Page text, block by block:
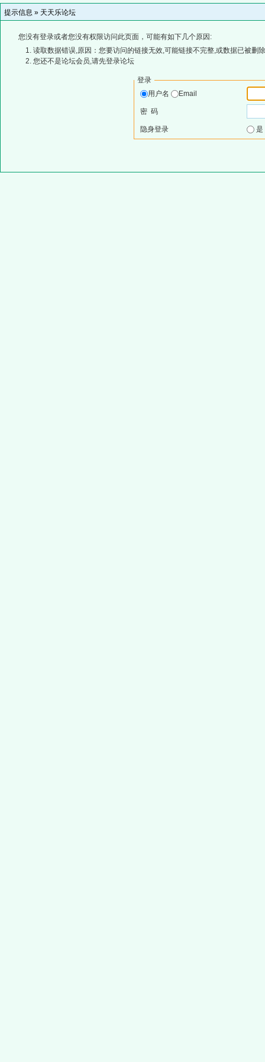
提示信息 » 天天乐论坛
您没有登录或者您没有权限访问此页面，可能有如下几个原因:
读取数据错误,原因：您要访问的链接无效,可能链接不完整,或数据已被删
您还不是论坛会员,请先登录论坛
登录
用户名
Email
密 码
隐身登录